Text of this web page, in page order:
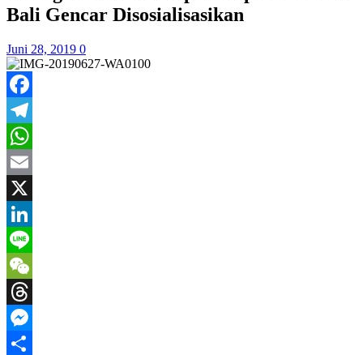
Bali Gencar Disosialisasikan
Juni 28, 2019 0
Facebook
Telegram
WhatsApp
Email
X
LinkedIn
Line
WeChat
Threads
Messenger